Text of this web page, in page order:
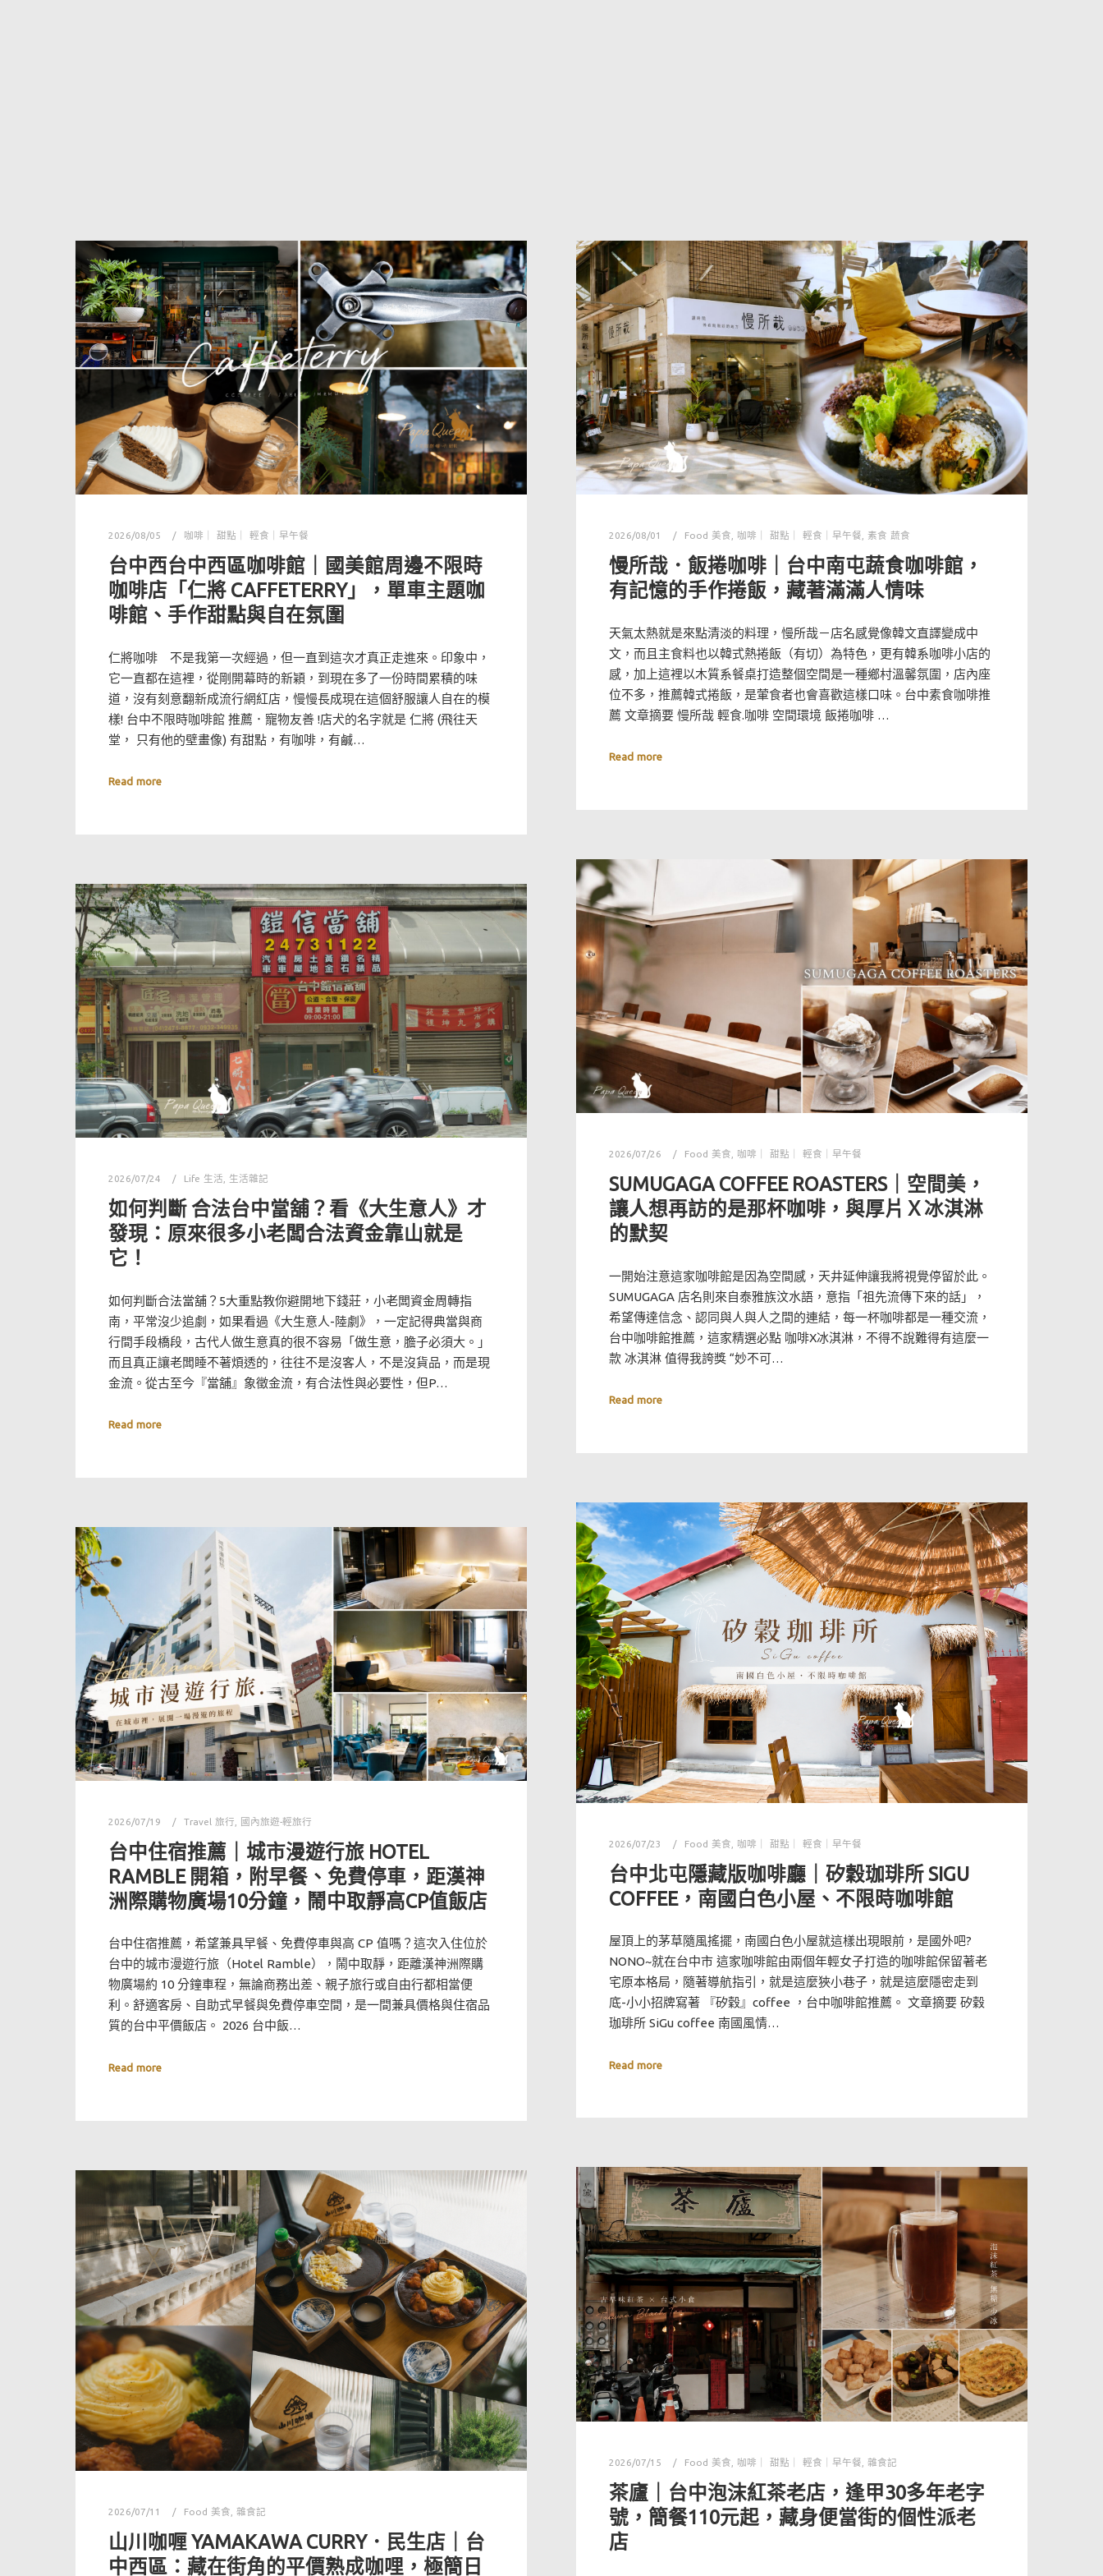
2026/08/05 咖啡｜ 甜點｜ 輕食｜早午餐
台中西台中西區咖啡館｜國美館周邊不限時
咖啡店「仁將 CAFFETERRY」，單車主題咖
啡館、手作甜點與自在氛圍
仁將咖啡 不是我第一次經過，但一直到這次才真正走進來。印象中，
它一直都在這裡，從剛開幕時的新穎，到現在多了一份時間累積的味
道，沒有刻意翻新成流行網紅店，慢慢長成現在這個舒服讓人自在的模
樣! 台中不限時咖啡館 推薦．寵物友善 !店犬的名字就是 仁將 (飛往天
堂， 只有他的壁畫像) 有甜點，有咖啡，有鹹…
Read more
2026/08/01 Food 美食 咖啡｜ 甜點｜ 輕食｜早午餐 素食 蔬食
慢所哉．飯捲咖啡｜台中南屯蔬食咖啡館，
有記憶的手作捲飯，藏著滿滿人情味
天氣太熱就是來點清淡的料理，慢所哉－店名感覺像韓文直譯變成中
文，而且主食料也以韓式熱捲飯（有切）為特色，更有韓系咖啡小店的
感，加上這裡以木質系餐桌打造整個空間是一種鄉村溫馨氛圍，店內座
位不多，推薦韓式捲飯，是葷食者也會喜歡這樣口味。台中素食咖啡推
薦 文章摘要 慢所哉 輕食.咖啡 空間環境 飯捲咖啡 …
Read more
2026/07/26 Food 美食 咖啡｜ 甜點｜ 輕食｜早午餐
SUMUGAGA COFFEE ROASTERS｜空間美，
讓人想再訪的是那杯咖啡，與厚片Ｘ冰淇淋
的默契
一開始注意這家咖啡館是因為空間感，天井延伸讓我將視覺停留於此。
SUMUGAGA 店名則來自泰雅族汶水語，意指「祖先流傳下來的話」，
希望傳達信念、認同與人與人之間的連結，每一杯咖啡都是一種交流，
台中咖啡館推薦，這家精選必點 咖啡X冰淇淋，不得不說難得有這麼一
款 冰淇淋 值得我誇獎 “妙不可…
Read more
2026/07/24 Life 生活 生活雜記
如何判斷 合法台中當舖？看《大生意人》才
發現：原來很多小老闆合法資金靠山就是
它！
如何判斷合法當舖？5大重點教你避開地下錢莊，小老闆資金周轉指
南，平常沒少追劇，如果看過《大生意人-陸劇》，一定記得典當與商
行間手段橋段，古代人做生意真的很不容易「做生意，膽子必須大。」
而且真正讓老闆睡不著煩透的，往往不是沒客人，不是沒貨品，而是現
金流。從古至今『當舖』象徵金流，有合法性與必要性，但P…
Read more
2026/07/23 Food 美食 咖啡｜ 甜點｜ 輕食｜早午餐
台中北屯隱藏版咖啡廳｜矽穀珈琲所 SIGU
COFFEE，南國白色小屋、不限時咖啡館
屋頂上的茅草隨風搖擺，南國白色小屋就這樣出現眼前，是國外吧?
NONO~就在台中市 這家咖啡館由兩個年輕女子打造的咖啡館保留著老
宅原本格局，隨著導航指引，就是這麼狹小巷子，就是這麼隱密走到
底-小小招牌寫著 『矽穀』coffee ，台中咖啡館推薦。 文章摘要 矽穀
珈琲所 SiGu coffee 南國風情…
Read more
2026/07/19 Travel 旅行 國內旅遊-輕旅行
台中住宿推薦｜城市漫遊行旅 HOTEL
RAMBLE 開箱，附早餐、免費停車，距漢神
洲際購物廣場10分鐘，鬧中取靜高CP值飯店
台中住宿推薦，希望兼具早餐、免費停車與高 CP 值嗎？這次入住位於
台中的城市漫遊行旅（Hotel Ramble），鬧中取靜，距離漢神洲際購
物廣場約 10 分鐘車程，無論商務出差、親子旅行或自由行都相當便
利。舒適客房、自助式早餐與免費停車空間，是一間兼具價格與住宿品
質的台中平價飯店。 2026 台中飯…
Read more
2026/07/15 Food 美食 咖啡｜ 甜點｜ 輕食｜早午餐 雜食記
茶廬｜台中泡沫紅茶老店，逢甲30多年老字
號，簡餐110元起，藏身便當街的個性派老
店
2026/07/11 Food 美食 雜食記
山川咖喱 YAMAKAWA CURRY．民生店｜台
中西區：藏在街角的平價熟成咖哩，極簡日